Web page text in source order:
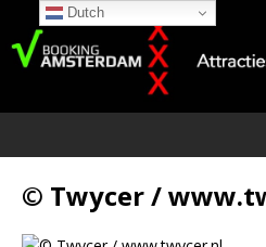
© Twycer /
Dutch